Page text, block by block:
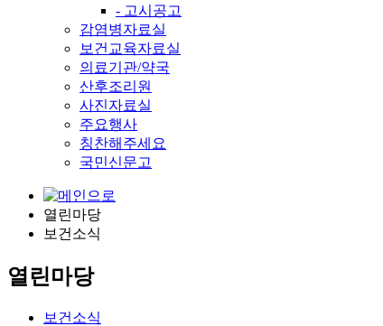
- 고시공고
감염병자료실
보건교육자료실
의료기관/약국
산후조리원
사진자료실
주요행사
칭찬해주세요
국민신문고
열린마당
보건소식
열린마당
보건소식